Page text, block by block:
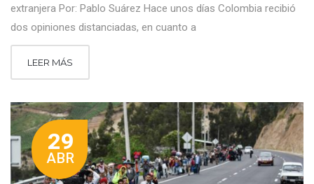
extranjera Por: Pablo Suárez Hace unos días Colombia recibió
dos opiniones distanciadas, en cuanto a
LEER MÁS
29
ABR